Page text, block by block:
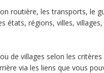
routière, les transports, le
régions, villes,
de villages selon les
via les liens que vous